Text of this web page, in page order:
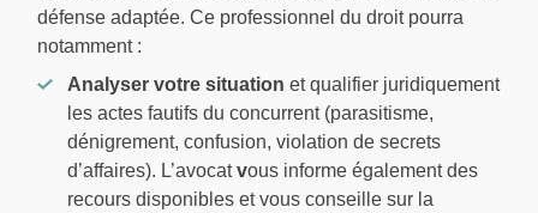
défense adaptée. Ce professionnel du droit pourra
notamment :
Analyser votre situation et qualifier juridiquement
les actes fautifs du concurrent (parasitisme,
dénigrement, confusion, violation de secrets
d’affaires). L’avocatvous informe également des
recours disponibles et vous conseille sur la